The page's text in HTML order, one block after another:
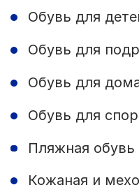
Обувь для
Обувь для
Обувь для
Обувь для
Пляжная обувь
Кожаная и